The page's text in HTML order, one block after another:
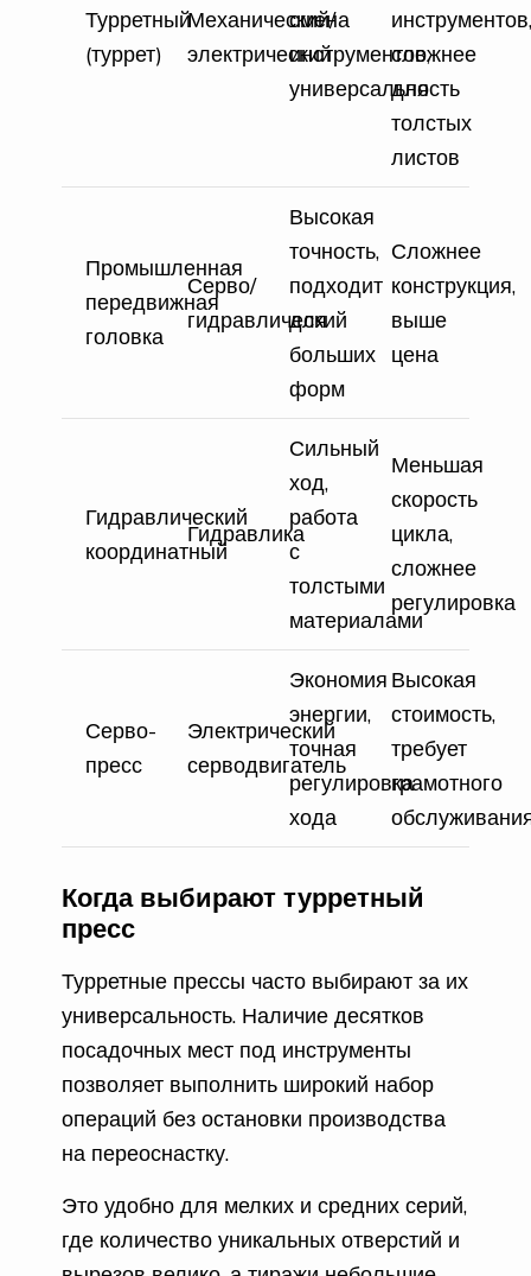
Турретный
(туррет)
Механический/
электрический
смена
инструментов,
универсальность
инструментов,
сложнее
для
толстых
листов
Промышленная
передвижная
головка
Серво/
гидравлический
Высокая
точность,
подходит
для
больших
форм
Сложнее
конструкция,
выше
цена
Гидравлический
координатный
Гидравлика
Сильный
ход,
работа
с
толстыми
материалами
Меньшая
скорость
цикла,
сложнее
регулировка
Серво-
пресс
Электрический
серводвигатель
Экономия
энергии,
точная
регулировка
хода
Высокая
стоимость,
требует
грамотного
Когда выбирают турретный
пресс
Турретные прессы часто выбирают за их
универсальность. Наличие десятков
посадочных мест под инструменты
позволяет выполнить широкий набор
операций без остановки производства
на переоснастку.
Это удобно для мелких и средних серий,
где количество уникальных отверстий и